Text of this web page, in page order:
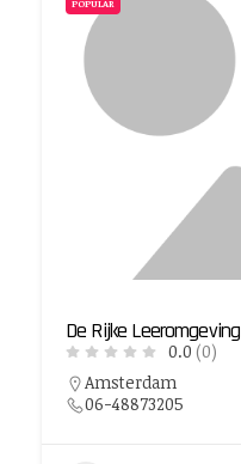
POPULAR
De Rijke Leeromgeving
0.0 (0)
Amsterdam
06-48873205